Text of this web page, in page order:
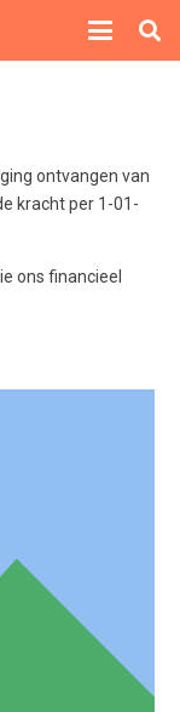
ontvangen van
kracht per 1-01-
ons financieel